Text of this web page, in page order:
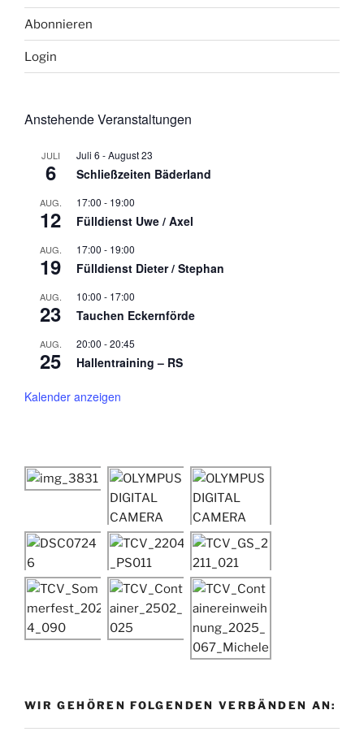
Abonnieren
Login
Anstehende Veranstaltungen
JULI
6
Juli 6 -August 23
Schließzeiten Bäderland
AUG.
12
17:00 - 19:00
Fülldienst Uwe / Axel
AUG.
19
17:00 - 19:00
Fülldienst Dieter / Stephan
AUG.
23
10:00 - 17:00
Tauchen Eckernförde
AUG.
25
20:00 -20:45
Hallentraining – RS
Kalender anzeigen
WIR GEHÖREN FOLGENDEN VERBÄNDEN AN: